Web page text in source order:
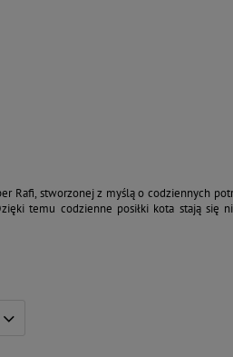
Rafi, stworzonej z myślą o codziennych
temu codzienne posiłki kota stają się